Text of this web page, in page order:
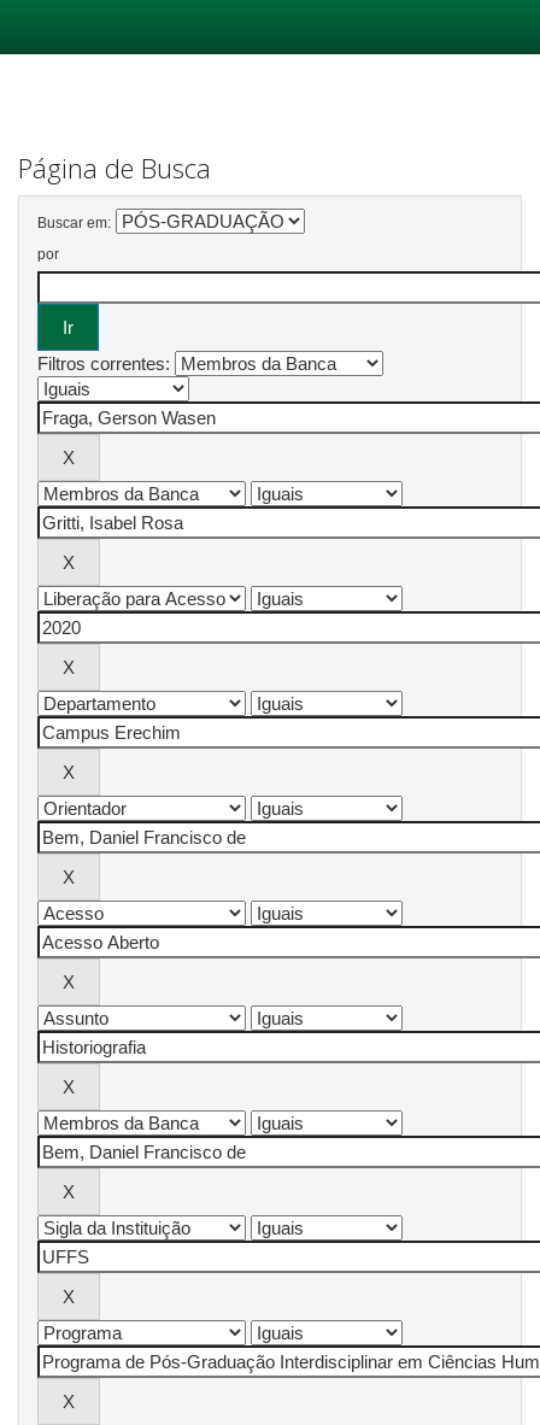
Página de Busca
Buscar em:
por
Filtros correntes: